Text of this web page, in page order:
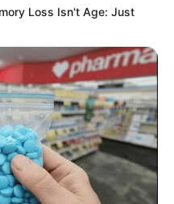
Loss Isn't Age: Just